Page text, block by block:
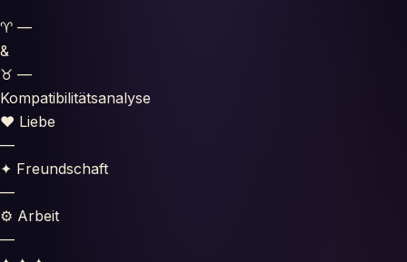
Oroscopi
Test
Glossario
♈ —
&
♉ —
Kompatibilitätsanalyse
♥ Liebe
—
✦ Freundschaft
—
⚙ Arbeit
—